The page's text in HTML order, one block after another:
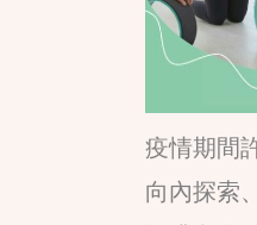
疫情期間
向內探索